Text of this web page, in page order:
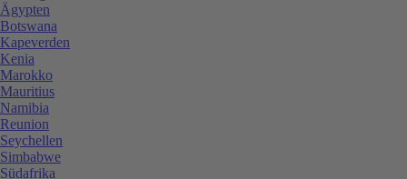
Ägypten
Botswana
Kapeverden
Kenia
Marokko
Mauritius
Namibia
Reunion
Seychellen
Simbabwe
Südafrika